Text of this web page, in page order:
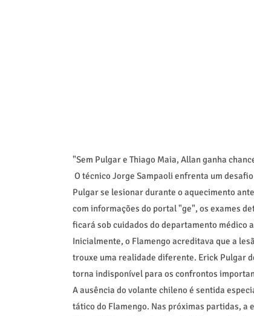
"Sem Pulgar e Thiago Maia, Allan ganha
O técnico Jorge Sampaoli enfrenta um
Pulgar se lesionar durante o aquecimento
com informações do portal "ge", os exames
ficará sob cuidados do departamento médico
Inicialmente, o Flamengo acreditava que a
trouxe uma realidade diferente. Erick Pulgar
torna indisponível para os confrontos
A ausência do volante chileno é sentida
tático do Flamengo. Nas próximas partidas,